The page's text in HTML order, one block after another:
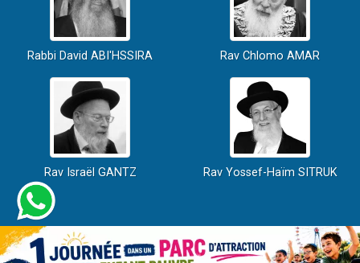
Rabbi David ABI'HSSIRA Rav Chlomo AMAR
Rav Israël GANTZ Rav Yossef-Haïm SITRUK